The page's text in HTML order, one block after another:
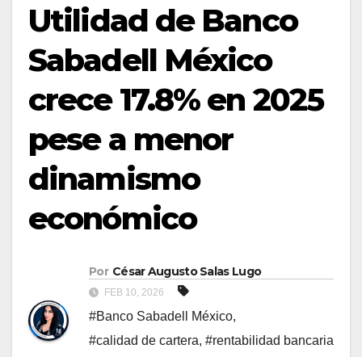
Utilidad de Banco
Sabadell México
crece 17.8% en 2025
pese a menor
dinamismo
económico
Por César Augusto Salas Lugo
FEB 10, 2026
#Banco Sabadell México,
#calidad de cartera, #rentabilidad bancaria